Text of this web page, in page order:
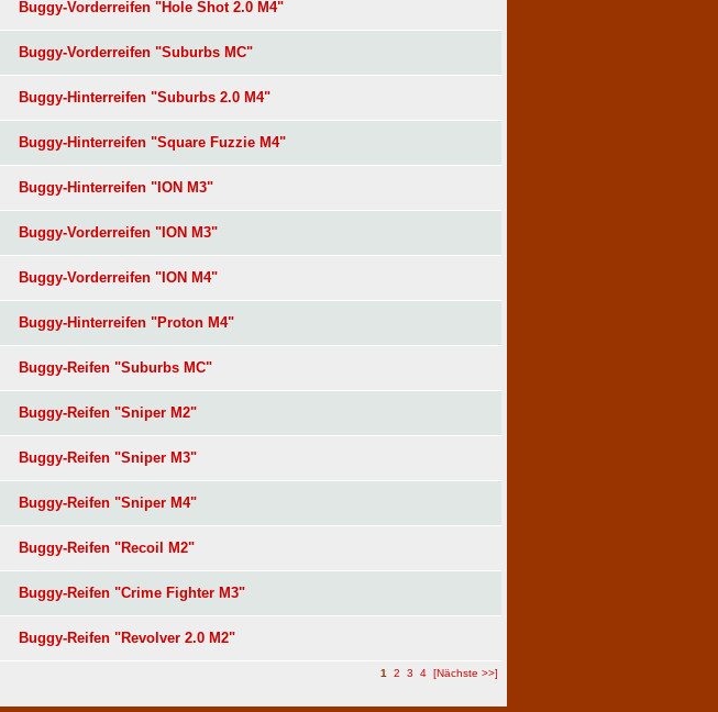
Buggy-Vorderreifen "Hole Shot 2.0 M4"
Buggy-Vorderreifen "Suburbs MC"
Buggy-Hinterreifen "Suburbs 2.0 M4"
Buggy-Hinterreifen "Square Fuzzie M4"
Buggy-Hinterreifen "ION M3"
Buggy-Vorderreifen "ION M3"
Buggy-Vorderreifen "ION M4"
Buggy-Hinterreifen "Proton M4"
Buggy-Reifen "Suburbs MC"
Buggy-Reifen "Sniper M2"
Buggy-Reifen "Sniper M3"
Buggy-Reifen "Sniper M4"
Buggy-Reifen "Recoil M2"
Buggy-Reifen "Crime Fighter M3"
Buggy-Reifen "Revolver 2.0 M2"
1 2 3 4 [Nächste >>]